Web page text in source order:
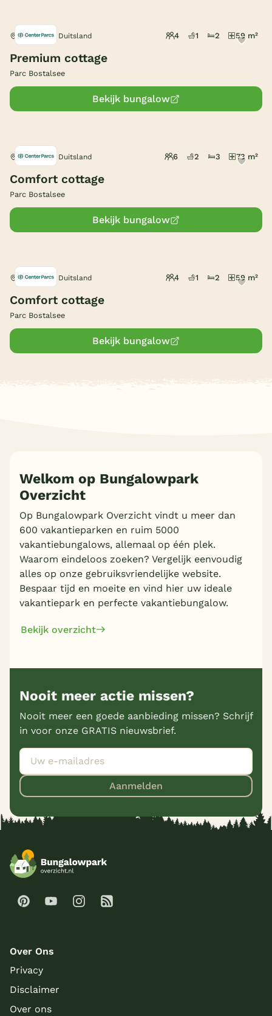
Nohfelden, Duitsland 4 1 2 59 m²
Premium cottage
Parc Bostalsee
Bekijk bungalow
Nohfelden, Duitsland 6 2 3 73 m²
Comfort cottage
Parc Bostalsee
Bekijk bungalow
Nohfelden, Duitsland 4 1 2 59 m²
Comfort cottage
Parc Bostalsee
Bekijk bungalow
Welkom op Bungalowpark
Overzicht
Op Bungalowpark Overzicht vindt u meer dan
600 vakantieparken en ruim 5000
vakantiebungalows, allemaal op één plek.
Waarom eindeloos zoeken? Vergelijk eenvoudig
alles op onze gebruiksvriendelijke website.
Bespaar tijd en moeite en vind hier uw ideale
vakantiepark en perfecte vakantiebungalow.
Bekijk overzicht
Nooit meer actie missen?
Nooit meer een goede aanbieding missen? Schrijf
in voor onze GRATIS nieuwsbrief.
Aanmelden
Over Ons
Privacy
Disclaimer
Over ons